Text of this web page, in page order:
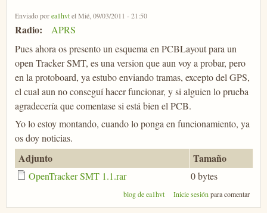
Enviado porea1hvtel Mié, 09/03/2011 - 21:50
Radio:
APRS
Pues ahora os presento un esquema en PCBLayout para un
open Tracker SMT, es una version que aun voy a probar, pero
en la protoboard, ya estubo enviando tramas, excepto del GPS,
el cual aun no conseguí hacer funcionar, y si alguien lo prueba
agradecería que comentase si está bien el PCB.
Yo lo estoy montando, cuando lo ponga en funcionamiento, ya
os doy noticias.
Adjunto Tamaño
OpenTracker SMT 1.1.rar 0 bytes
blog de ea1hvt Inicie sesión para comentar